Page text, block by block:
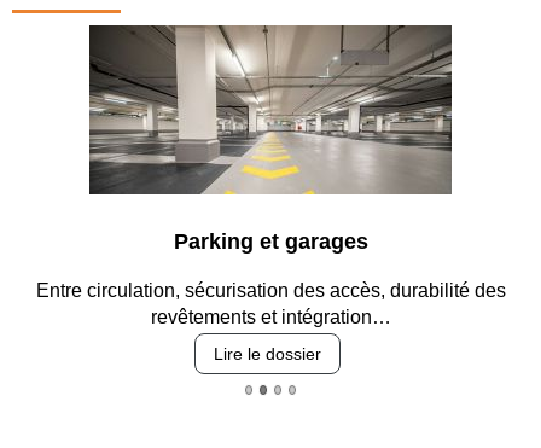
Parking et garages
Entre circulation, sécurisation des accès, durabilité des
revêtements et intégration…
Lire le dossier